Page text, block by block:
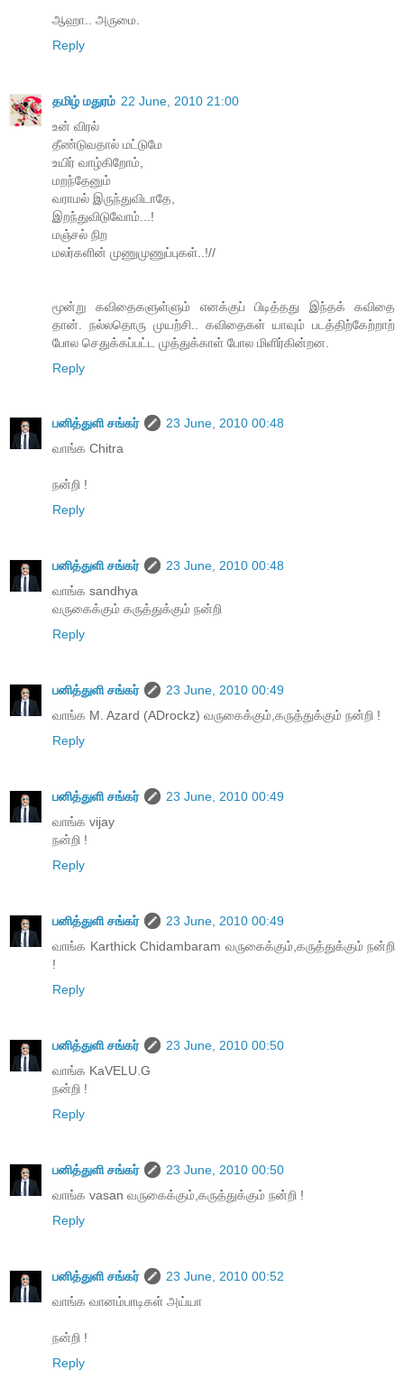
ஆஹா.. அருமை.
Reply
தமிழ் மதுரம் 22 June, 2010 21:00
உன் விரல்
தீண்டுவதால் மட்டுமே
உயிர் வாழ்கிறோம்,
மறந்தேனும்
வராமல் இருந்துவிடாதே,
இறந்துவிடுவோம்...!
மஞ்சல் நிற
மலர்களின் முணுமுணுப்புகள்..!//
மூன்று கவிதைகளுள்ளும் எனக்குப் பிடித்தது இந்தக் கவிதை
தான். நல்லதொரு முயற்சி.. கவிதைகள் யாவும் படத்திற்கேற்றாற்
போல செதுக்கப்பட்ட முத்துக்காள் போல மிளிர்கின்றன.
Reply
பனித்துளி சங்கர்
23 June, 2010 00:48
வாங்க Chitra
நன்றி !
Reply
பனித்துளி சங்கர்
23 June, 2010 00:48
வாங்க sandhya
வருகைக்கும் கருத்துக்கும் நன்றி
Reply
பனித்துளி சங்கர்
23 June, 2010 00:49
வாங்க M. Azard (ADrockz) வருகைக்கும்,கருத்துக்கும் நன்றி !
Reply
பனித்துளி சங்கர்
23 June, 2010 00:49
வாங்க vijay
நன்றி !
Reply
பனித்துளி சங்கர்
23 June, 2010 00:49
வாங்க Karthick Chidambaram வருகைக்கும்,கருத்துக்கும் நன்றி
!
Reply
பனித்துளி சங்கர்
23 June, 2010 00:50
வாங்க KaVELU.G
நன்றி !
Reply
பனித்துளி சங்கர்
23 June, 2010 00:50
வாங்க vasan வருகைக்கும்,கருத்துக்கும் நன்றி !
Reply
பனித்துளி சங்கர்
23 June, 2010 00:52
வாங்க வானம்பாடிகள் அய்யா
நன்றி !
Reply